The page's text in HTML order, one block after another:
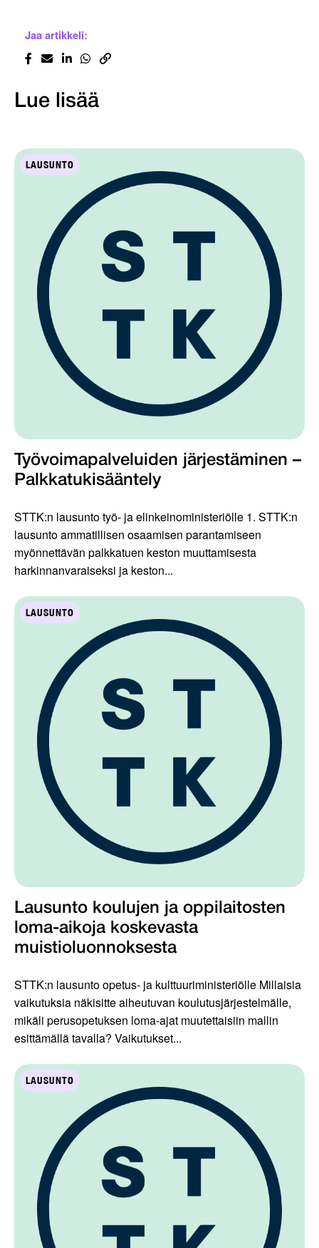
Jaa artikkeli:
Lue lisää
LAUSUNTO
Työvoimapalveluiden järjestäminen –
Palkkatukisääntely
STTK:n lausunto työ- ja elinkeinoministeriölle 1. STTK:n
lausunto ammatillisen osaamisen parantamiseen
myönnettävän palkkatuen keston muuttamisesta
harkinnanvaraiseksi ja keston...
LAUSUNTO
Lausunto koulujen ja oppilaitosten
loma-aikoja koskevasta
muistioluonnoksesta
STTK:n lausunto opetus- ja kulttuuriministeriölle Millaisia
vaikutuksia näkisitte aiheutuvan koulutusjärjestelmälle,
mikäli perusopetuksen loma-ajat muutettaisiin mallin
esittämällä tavalla? Vaikutukset...
LAUSUNTO